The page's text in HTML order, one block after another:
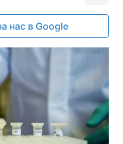
нас в Google